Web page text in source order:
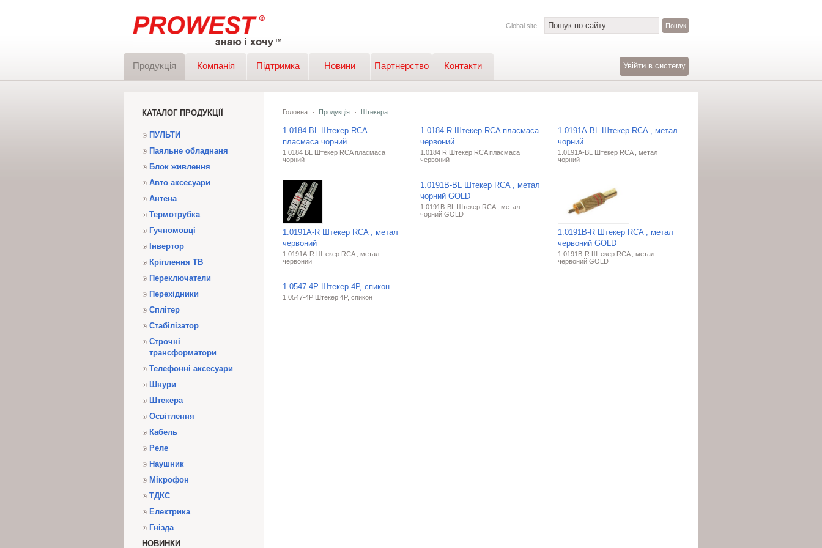
Global site
Продукція Компанія Підтримка Новини Партнерство Контакти Увійти в систему
КАТАЛОГ ПРОДУКЦІЇ
ПУЛЬТИ
Паяльне обладнаня
Блок живлення
Авто аксесуари
Антена
Термотрубка
Гучномовці
Інвертор
Кріплення ТВ
Переключатели
Перехідники
Сплітер
Стабілізатор
Строчні
трансформатори
Телефонні аксесуари
Шнури
Штекера
Освітлення
Кабель
Реле
Наушник
Мікрофон
ТДКС
Електрика
Гнізда
НОВИНКИ
Головна Продукція Штекера
1.0184 BL Штекер RCA
пласмаса чорний
1.0184 BL Штекер RCA пласмаса
чорний
1.0184 R Штекер RCA пласмаса
червоний
1.0184 R Штекер RCA пласмаса
червоний
1.0191A-BL Штекер RCA , метал
чорний
1.0191A-BL Штекер RCA , метал
чорний
1.0191A-R Штекер RCA , метал
червоний
1.0191A-R Штекер RCA , метал
червоний
1.0191B-BL Штекер RCA , метал
чорний GOLD
1.0191B-BL Штекер RCA , метал
чорний GOLD
1.0191B-R Штекер RCA , метал
червоний GOLD
1.0191B-R Штекер RCA , метал
червоний GOLD
1.0547-4P Штекер 4P, cпикон
1.0547-4P Штекер 4P, cпикон